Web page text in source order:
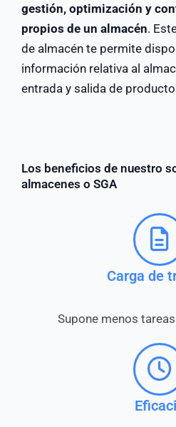
gestión, optimización y
propios de un almacén.
de almacén te permite
información relativa al
entrada y salida de
Los beneficios de nuestro
almacenes o SGA
Carga de
Supone menos